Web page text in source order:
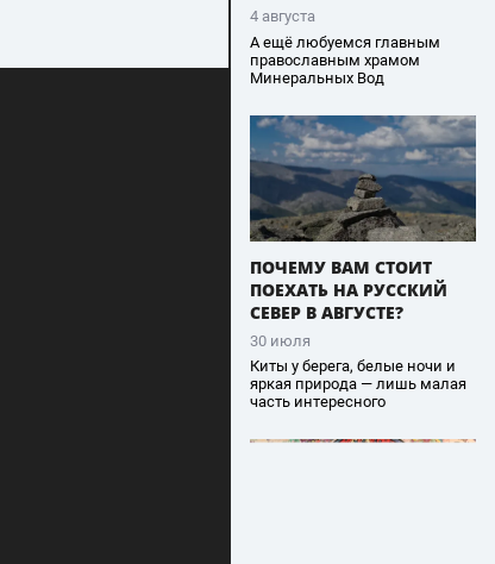
4 августа
А ещё любуемся главным
православным храмом
Минеральных Вод
ПОЧЕМУ ВАМ СТОИТ
ПОЕХАТЬ НА РУССКИЙ
СЕВЕР В АВГУСТЕ?
30 июля
Киты у берега, белые ночи и
яркая природа — лишь малая
часть интересного